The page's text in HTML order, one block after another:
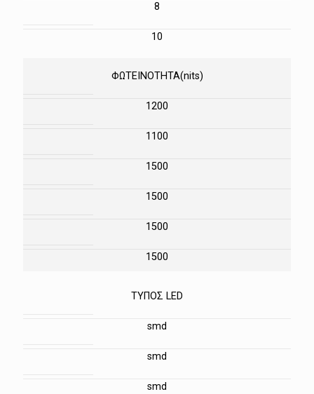
8
10
ΦΩΤΕΙΝΟΤΗΤΑ(nits)
1200
1100
1500
1500
1500
1500
ΤΥΠΟΣ LED
smd
smd
smd